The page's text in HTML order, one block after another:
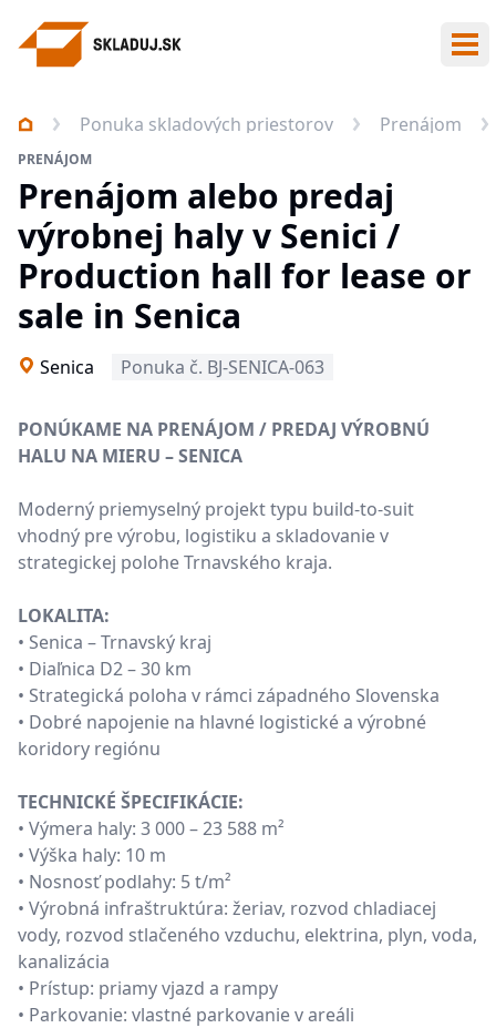
Ponuka skladových priestorov Prenájom
PRENÁJOM
Prenájom alebo predaj
výrobnej haly v Senici /
Production hall for lease or
sale in Senica
Senica Ponuka č. BJ-SENICA-063
PONÚKAME NA PRENÁJOM / PREDAJ VÝROBNÚ
HALU NA MIERU – SENICA
Moderný priemyselný projekt typu build-to-suit
vhodný pre výrobu, logistiku a skladovanie v
strategickej polohe Trnavského kraja.
LOKALITA:
• Senica – Trnavský kraj
• Diaľnica D2 – 30 km
• Strategická poloha v rámci západného Slovenska
• Dobré napojenie na hlavné logistické a výrobné
koridory regiónu
TECHNICKÉ ŠPECIFIKÁCIE:
• Výmera haly: 3 000 – 23 588 m²
• Výška haly: 10 m
• Nosnosť podlahy: 5 t/m²
• Výrobná infraštruktúra: žeriav, rozvod chladiacej
vody, rozvod stlačeného vzduchu, elektrina, plyn, voda,
kanalizácia
• Prístup: priamy vjazd a rampy
• Parkovanie: vlastné parkovanie v areáli